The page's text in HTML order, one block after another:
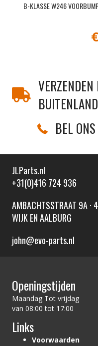
B-KLASSE W246
€
BUITENLAND
BEL
JLParts.nl
+31(0)416 724 936
AMBACHTSSTRAAT 9A ·
WIJK EN AALBURG
john@evo-parts.nl
Openingstijden
Maandag Tot vrijdag
van 08:00 tot 17:00
Links
Voorwaarden